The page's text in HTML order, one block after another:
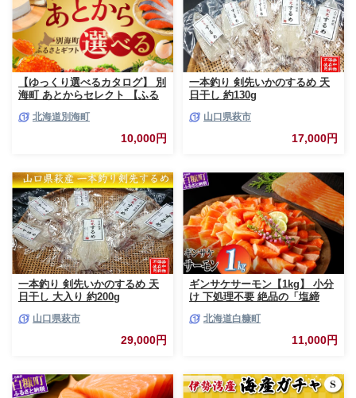
【ゆっくり選べるカタログ】 別
海町 あとからセレクト 【ふる
とから選べる！ ギフト いくら
ほたて 海鮮 牛肉 ケーキ アイス
【BY0000010】（ 後から選べ
カタログギフト あとからカタロ
グ あとからカタログポイント
あとからカタログギフト ふるさ
と納税 ）
北海道別海町
10,000円
一本釣り 剣先いかのするめ 天
日干し 約130g
山口県萩市
17,000円
一本釣り 剣先いかのするめ 天
日干し 大入り 約200g
山口県萩市
29,000円
ギンサケサーモン【1kg】 小分
け 下処理不要 絶品の「塩締
サーモン 鮭 魚 銀鮭 刺身 生食
用 さけ サケ ふるさと ランキン
グ 人気 魚介類 魚介 北海道 白
北海道白糠町
11,000円